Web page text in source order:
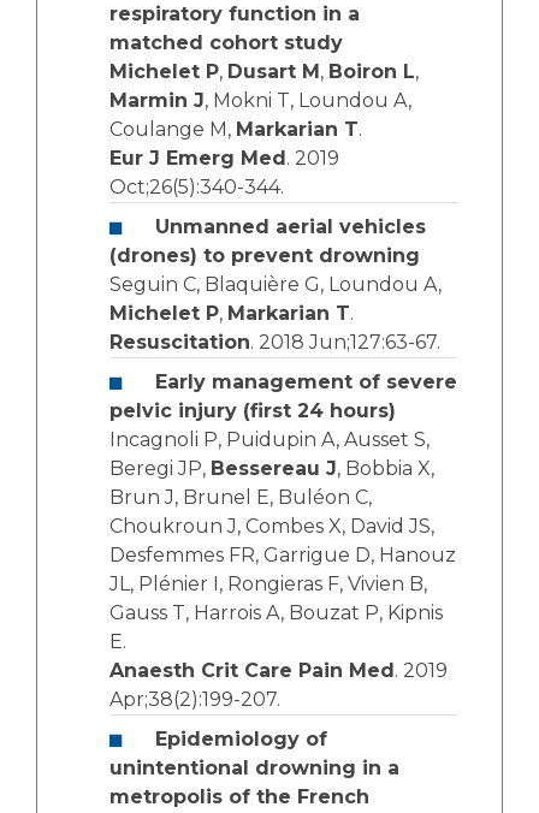
respiratory function in a
matched cohort study
Michelet P, Dusart M , Boiron L,
Marmin J, Mokni T, Loundou A,
Coulange M, Markarian T.
Eur J Emerg Med . 2019
Oct;26(5):340-344.
Unmanned aerial vehicles
(drones) to prevent drowning
Seguin C, Blaquière G, Loundou A,
Michelet P, Markarian T.
Resuscitation. 2018 Jun;127:63-67.
Early management of severe
pelvic injury (first 24 hours)
Incagnoli P, Puidupin A, Ausset S,
Beregi JP, Bessereau J, Bobbia X,
Brun J, Brunel E, Buléon C,
Choukroun J, Combes X, David JS,
Desfemmes FR, Garrigue D, Hanouz
JL, Plénier I, Rongieras F, Vivien B,
Gauss T, Harrois A, Bouzat P, Kipnis
E.
Anaesth Crit Care Pain Med . 2019
Apr;38(2):199-207.
Epidemiology of
unintentional drowning in a
metropolis of the French